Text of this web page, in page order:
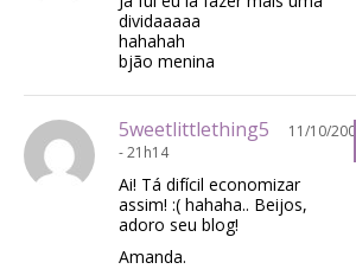
dividaaaaa
hahahah
bjão menina
5weetlittlething5
11/10/2008
- 21h14
Ai! Tá difícil economizar
assim! :( hahaha.. Beijos,
adoro seu blog!
Amanda.